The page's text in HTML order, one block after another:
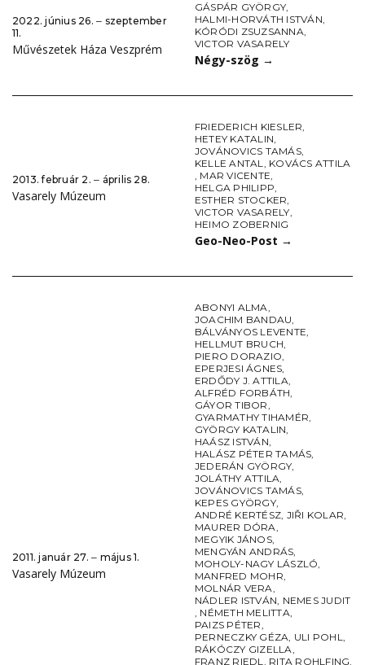
2022. június 26. ‒ szeptember
11.
Művészetek Háza Veszprém
GÁSPÁR GYÖRGY,
HALMI-HORVÁTH ISTVÁN,
KÓRÓDI ZSUZSANNA,
VICTOR VASARELY
Négy-szög →
2013. február 2. ‒ április 28.
Vasarely Múzeum
FRIEDERICH KIESLER,
HETEY KATALIN,
JOVÁNOVICS TAMÁS,
KELLE ANTAL, KOVÁCS ATTILA
, MAR VICENTE,
HELGA PHILIPP,
ESTHER STOCKER,
VICTOR VASARELY,
HEIMO ZOBERNIG
Geo-Neo-Post →
2011. január 27. ‒ május 1.
Vasarely Múzeum
ABONYI ALMA,
JOACHIM BANDAU,
BÁLVÁNYOS LEVENTE,
HELLMUT BRUCH,
PIERO DORAZIO,
EPERJESI ÁGNES,
ERDŐDY J. ATTILA,
ALFRÉD FORBÁTH,
GÁYOR TIBOR,
GYARMATHY TIHAMÉR,
GYÖRGY KATALIN,
HAÁSZ ISTVÁN,
HALÁSZ PÉTER TAMÁS,
JEDERÁN GYÖRGY,
JOLÁTHY ATTILA,
JOVÁNOVICS TAMÁS,
KEPES GYÖRGY,
ANDRÉ KERTÉSZ, JIŘI KOLAR,
MAURER DÓRA,
MEGYIK JÁNOS,
MENGYÁN ANDRÁS,
MOHOLY-NAGY LÁSZLÓ,
MANFRED MOHR,
MOLNÁR VERA,
NÁDLER ISTVÁN, NEMES JUDIT
, NÉMETH MELITTA,
PAIZS PÉTER,
PERNECZKY GÉZA, ULI POHL,
RÁKÓCZY GIZELLA,
FRANZ RIEDL, RITA ROHLFING,